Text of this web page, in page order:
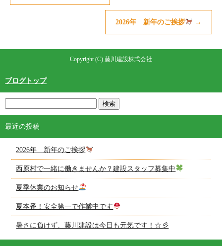
2026年 新年のご挨拶 →
Copyright (C) 藤川建設株式会社
ブログトップ
最近の投稿
2026年 新年のご挨拶
西原村で一緒に働きませんか？建設スタッフ募集中
夏季休業のお知らせ
夏本番！安全第一で作業中です
暑さに負けず、藤川建設は今日も元気です！☆彡